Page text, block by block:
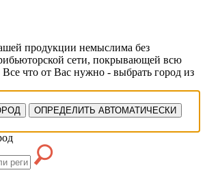
продукции немыслима без
сети, покрывающей всю
что от Вас нужно - выбрать город из
ОПРЕДЕЛИТЬ АВТОМАТИЧЕСКИ